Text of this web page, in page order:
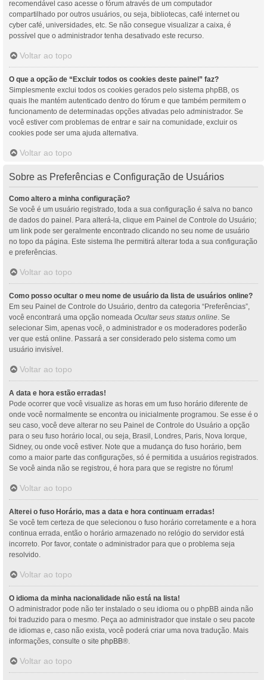
recomendável caso acesse o fórum através de um computador
compartilhado por outros usuários, ou seja, bibliotecas, café internet ou
cyber café, universidades, etc. Se não consegue visualizar a caixa, é
possível que o administrador tenha desativado este recurso.
Voltar ao topo
O que a opção de “Excluir todos os cookies deste painel” faz?
Simplesmente exclui todos os cookies gerados pelo sistema phpBB, os
quais lhe mantém autenticado dentro do fórum e que também permitem o
funcionamento de determinadas opções ativadas pelo administrador. Se
você estiver com problemas de entrar e sair na comunidade, excluir os
cookies pode ser uma ajuda alternativa.
Voltar ao topo
Sobre as Preferências e Configuração de Usuários
Como altero a minha configuração?
Se você é um usuário registrado, toda a sua configuração é salva no banco
de dados do painel. Para alterá-la, clique em Painel de Controle do Usuário;
um link pode ser geralmente encontrado clicando no seu nome de usuário
no topo da página. Este sistema lhe permitirá alterar toda a sua configuração
e preferências.
Voltar ao topo
Como posso ocultar o meu nome de usuário da lista de usuários online?
Em seu Painel de Controle do Usuário, dentro da categoria “Preferências”,
você encontrará uma opção nomeada Ocultar seus status online. Se
selecionar Sim, apenas você, o administrador e os moderadores poderão
ver que está online. Passará a ser considerado pelo sistema como um
usuário invisível.
Voltar ao topo
A data e hora estão erradas!
Pode ocorrer que você visualize as horas em um fuso horário diferente de
onde você normalmente se encontra ou inicialmente programou. Se esse é o
seu caso, você deve alterar no seu Painel de Controle do Usuário a opção
para o seu fuso horário local, ou seja, Brasil, Londres, Paris, Nova Iorque,
Sidney, ou onde você estiver. Note que a mudança do fuso horário, bem
como a maior parte das configurações, só é permitida a usuários registrados.
Se você ainda não se registrou, é hora para que se registre no fórum!
Voltar ao topo
Alterei o fuso Horário, mas a data e hora continuam erradas!
Se você tem certeza de que selecionou o fuso horário corretamente e a hora
continua errada, então o horário armazenado no relógio do servidor está
incorreto. Por favor, contate o administrador para que o problema seja
resolvido.
Voltar ao topo
O idioma da minha nacionalidade não está na lista!
O administrador pode não ter instalado o seu idioma ou o phpBB ainda não
foi traduzido para o mesmo. Peça ao administrador que instale o seu pacote
de idiomas e, caso não exista, você poderá criar uma nova tradução. Mais
informações, consulte o site phpBB®.
Voltar ao topo